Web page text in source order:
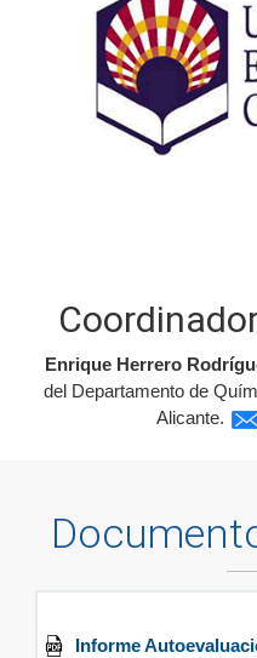
Enrique Herrero
del Departamento de
Alicante.
Informe